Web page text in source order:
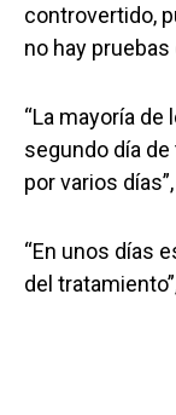
controvertido,
no hay
“La mayoría
segundo día
por varios
“En unos días
del